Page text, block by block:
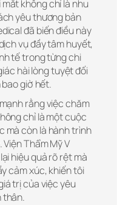
không chỉ là nhu
yêu thương bản
đã biến điều này
vụ đầy tâm huyết,
tế trong từng chi
hài lòng tuyệt đối
giờ hết.
rằng việc chăm
chỉ là một cuộc
mà còn là hành trình
Thẩm Mỹ V
hiệu quả rõ rệt mà
cảm xúc, khiến tôi
trị của việc yêu
thân.